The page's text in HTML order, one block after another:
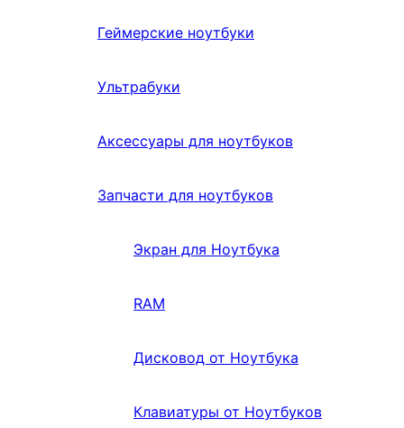
Геймерские ноутбуки
Ультрабуки
Аксессуары для ноутбуков
Запчасти для ноутбуков
Экран для Ноутбука
RAM
Дисковод от Ноутбука
Клавиатуры от Ноутбуков